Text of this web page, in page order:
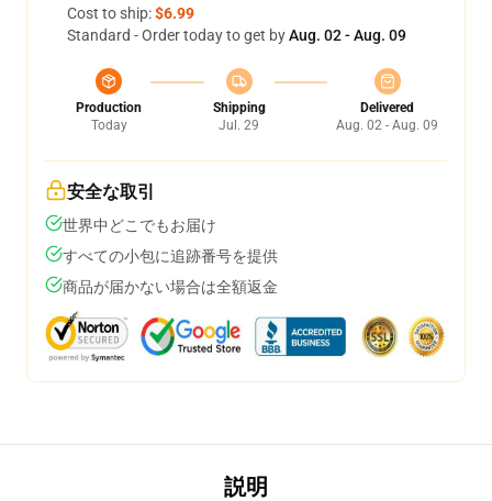
Cost to ship:$6.99
Standard - Order today to get byAug. 02 - Aug. 09
Production
Today
Shipping
Jul. 29
Delivered
Aug. 02 - Aug. 09
安全な取引
世界中どこでもお届け
すべての小包に追跡番号を提供
商品が届かない場合は全額返金
説明